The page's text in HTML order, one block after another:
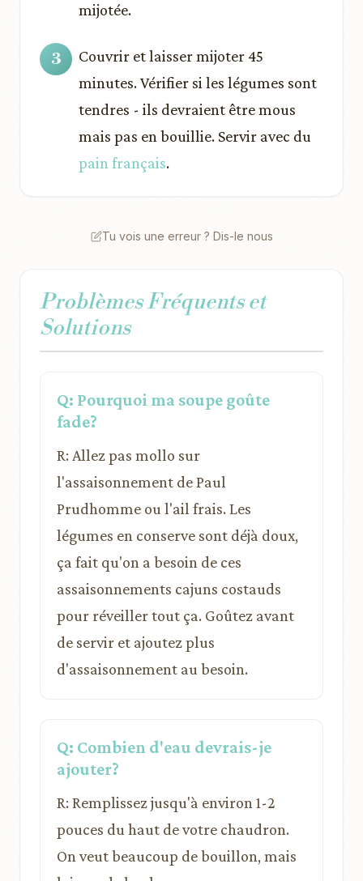
mijotée.
Couvrir et laisser mijoter 45
minutes. Vérifier si les légumes sont
tendres - ils devraient être mous
mais pas en bouillie. Servir avec du
pain français.
Tu vois une erreur ? Dis-le nous
Problèmes Fréquents et
Solutions
Q: Pourquoi ma soupe goûte
fade?
R: Allez pas mollo sur
l'assaisonnement de Paul
Prudhomme ou l'ail frais. Les
légumes en conserve sont déjà doux,
ça fait qu'on a besoin de ces
assaisonnements cajuns costauds
pour réveiller tout ça. Goûtez avant
de servir et ajoutez plus
d'assaisonnement au besoin.
Q: Combien d'eau devrais-je
ajouter?
R: Remplissez jusqu'à environ 1-2
pouces du haut de votre chaudron.
On veut beaucoup de bouillon, mais